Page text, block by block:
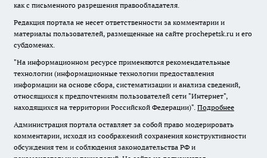
как с письменного разрешения правообладателя.
Редакция портала не несет ответственности за комментарии и
материалы пользователей, размещенные на сайте prochepetsk.ru и его
субдоменах.
"На информационном ресурсе применяются рекомендательные
технологии (информационные технологии предоставления
информации на основе сбора, систематизации и анализа сведений,
относящихся к предпочтениям пользователей сети "Интернет",
находящихся на территории Российской Федерации)". Подробнее
Администрация портала оставляет за собой право модерировать
комментарии, исходя из соображений сохранения конструктивности
обсуждения тем и соблюдения законодательства РФ и